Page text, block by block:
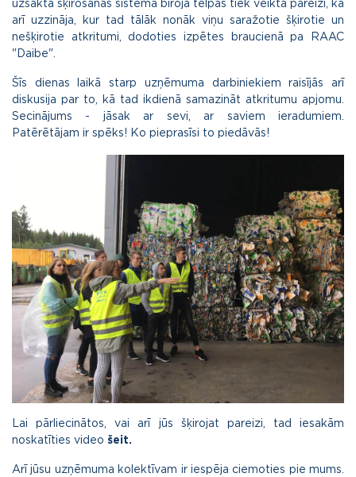
uzsāktā šķirošanas sistēma biroja telpās tiek veikta pareizi, kā
arī uzzināja, kur tad tālāk nonāk viņu saražotie šķirotie un
nešķirotie atkritumi, dodoties izpētes braucienā pa RAAC
"Daibe".
Šīs dienas laikā starp uzņēmuma darbiniekiem raisījās arī
diskusija par to, kā tad ikdienā samazināt atkritumu apjomu.
Secinājums - jāsak ar sevi, ar saviem ieradumiem.
Patērētājam ir spēks! Ko pieprasīsi to piedāvās!
Lai pārliecinātos, vai arī jūs šķirojat pareizi, tad iesakām
noskatīties video šeit.
Arī jūsu uzņēmuma kolektīvam ir iespēja ciemoties pie mums.